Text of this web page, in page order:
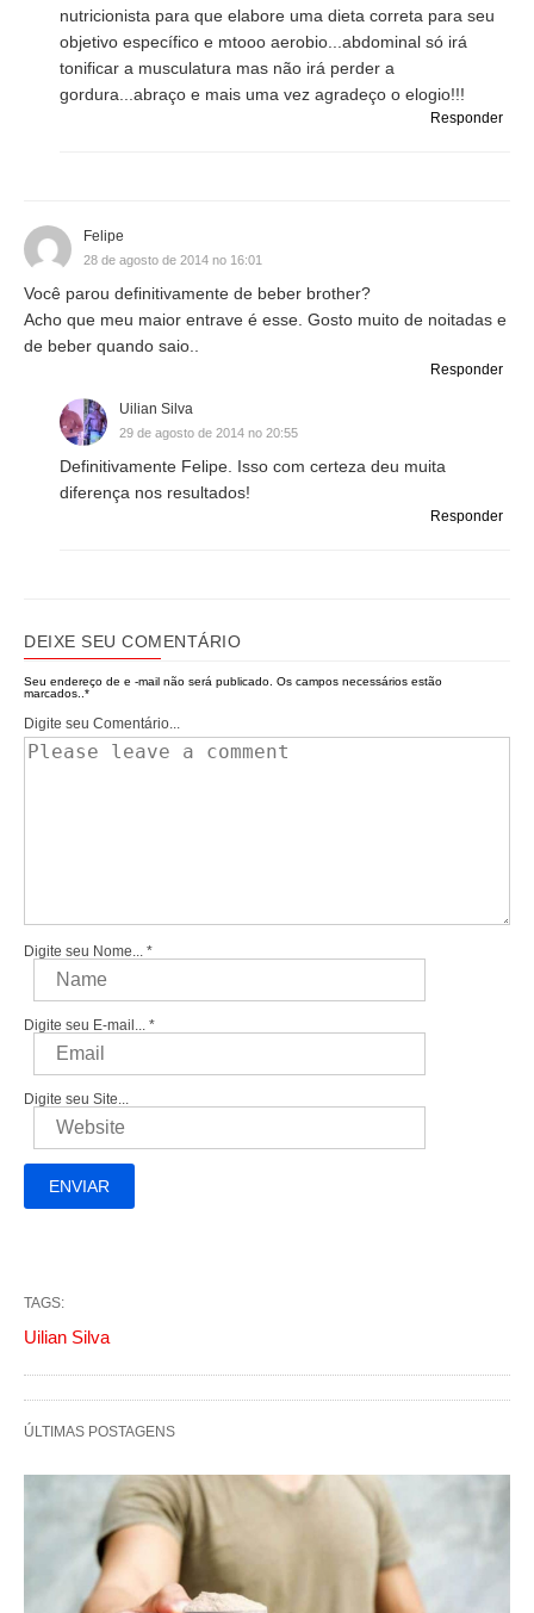
nutricionista para que elabore uma dieta correta para seu
objetivo específico e mtooo aerobio...abdominal só irá
tonificar a musculatura mas não irá perder a
gordura...abraço e mais uma vez agradeço o elogio!!!
Responder
Felipe
28 de agosto de 2014 no 16:01
Você parou definitivamente de beber brother?
Acho que meu maior entrave é esse. Gosto muito de noitadas e
de beber quando saio..
Responder
Uilian Silva
29 de agosto de 2014 no 20:55
Definitivamente Felipe. Isso com certeza deu muita
diferença nos resultados!
Responder
DEIXE SEU COMENTÁRIO
Seu endereço de e -mail não será publicado. Os campos necessários estão
marcados.. *
Digite seu Comentário...
Digite seu Nome... *
Digite seu E-mail... *
Digite seu Site...
TAGS:
Uilian Silva
ÚLTIMAS POSTAGENS